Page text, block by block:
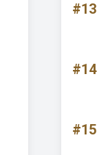
#13
#14
#15